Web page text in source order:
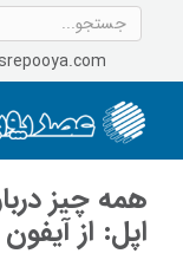
همه چيز
اپل: از آيفون 17 تا هوم پاد 3